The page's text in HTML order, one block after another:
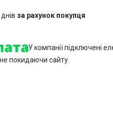
за рахунок покупця
У компанії підключені
покидаючи сайту.